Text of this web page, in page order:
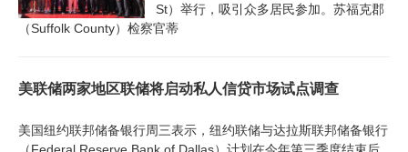
St）举行，吸引众多居民参加。苏福克郡
（Suffolk County）检察官蒂
美联储两家地区联储将启动私人信贷市场试点调查
美国纽约联邦储备银行周三表示，纽约联储与达拉斯联邦储备银行
（Federal Reserve Bank of Dallas）计划在今年第三季度结束后